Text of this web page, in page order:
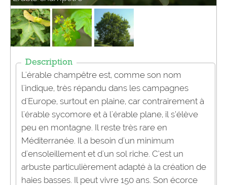
Description
L'érable champêtre est, comme son nom
l'indique, très répandu dans les campagnes
d'Europe, surtout en plaine, car contrairement à
l'érable sycomore et à l'érable plane, il s’élève
peu en montagne. Il reste très rare en
Méditerranée. Il a besoin d'un minimum
d'ensoleillement et d'un sol riche. C’est un
arbuste particulièrement adapté à la création de
haies basses. Il peut vivre 150 ans. Son écorce